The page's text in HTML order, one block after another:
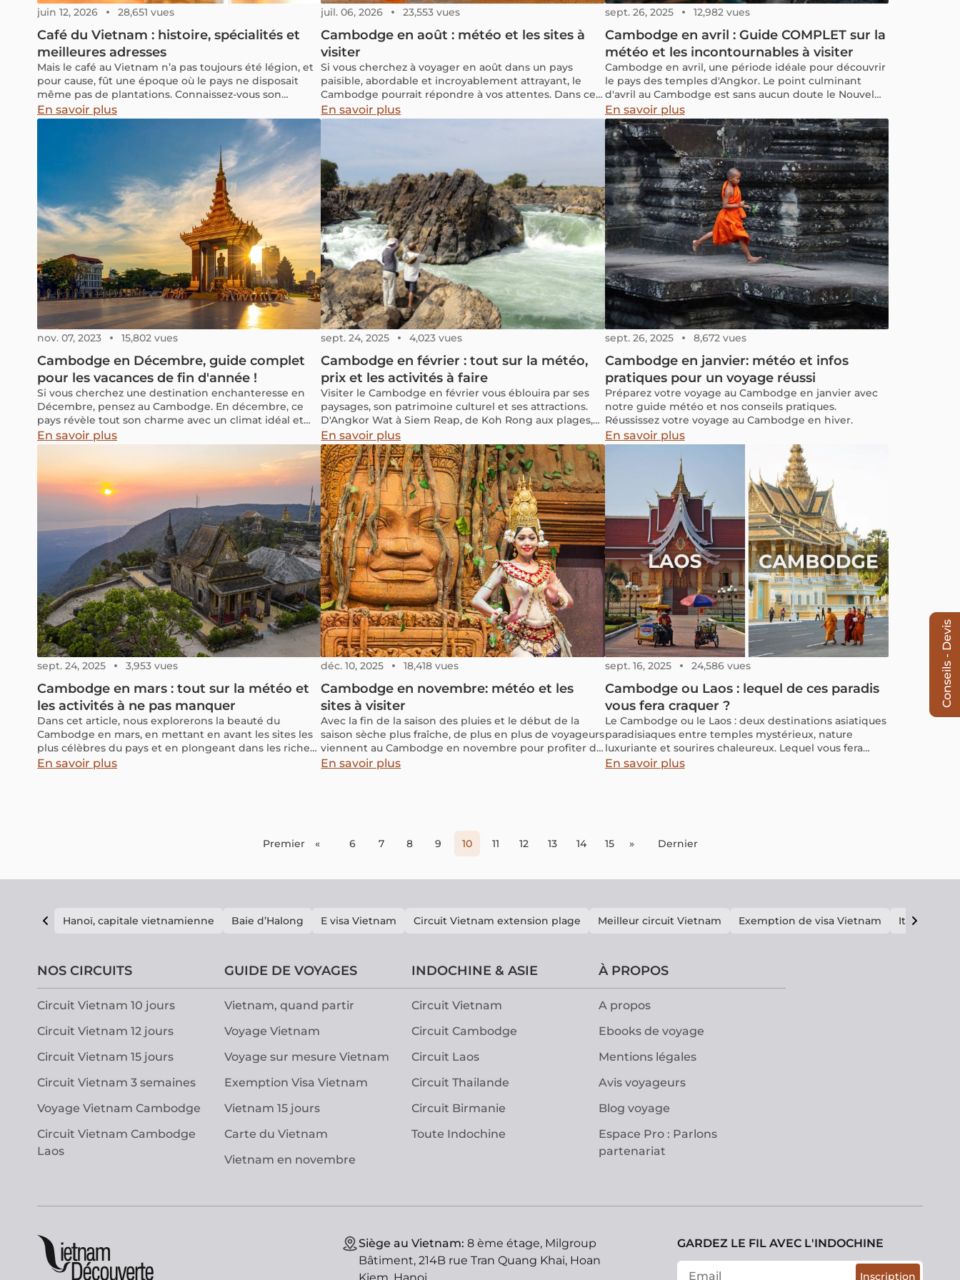
juin 12, 2026 28,651 vues
Café du Vietnam : histoire, spécialités et
meilleures adresses
Mais le café au Vietnam n’a pas toujours été légion, et
pour cause, fût une époque où le pays ne disposait
même pas de plantations. Connaissez-vous son
histoire ?
En savoir plus
juil. 06, 2026 23,553 vues
Cambodge en août : météo et les sites à
visiter
Si vous cherchez à voyager en août dans un pays
paisible, abordable et incroyablement attrayant, le
Cambodge pourrait répondre à vos attentes. Dans cet
article, vous trouverez toutes les informations
authentiques et variées sur le Cambodge en août, et
En savoir plus
sept. 26, 2025 12,982 vues
Cambodge en avril : Guide COMPLET sur la
météo et les incontournables à visiter
Cambodge en avril, une période idéale pour découvrir
le pays des temples d'Angkor. Le point culminant
d'avril au Cambodge est sans aucun doute le Nouvel
An Cambodgien, également connu sous le nom de
Choul Chnam Thmey. Cette période est marquée par
des festivités colorées et des rituels ancestraux, offrant
aux visiteurs une immersion unique dans la riche
culture cambodgienne. Rejoignez-nous pour découvrir
quel temps il fait ce mois-ci et tous les
renseignements pratiques nécessaires pour une visite
réussie.
En savoir plus
nov. 07, 2023 15,802 vues
Cambodge en Décembre, guide complet
pour les vacances de fin d'année !
Si vous cherchez une destination enchanteresse en
Décembre, pensez au Cambodge. En décembre, ce
pays révèle tout son charme avec un climat idéal et
des paysages magnifiques, notamment les
impressionnants temples d'Angkor. Joignez-vous à
nous pour explorer cette nouvelle destination à
ajouter à votre liste de vacances de fin d'année.
En savoir plus
sept. 24, 2025 4,023 vues
Cambodge en février : tout sur la météo,
prix et les activités à faire
Visiter le Cambodge en février vous éblouira par ses
paysages, son patrimoine culturel et ses attractions.
D'Angkor Wat à Siem Reap, de Koh Rong aux plages,
l'expérience de la saison est riche et variée
En savoir plus
sept. 26, 2025 8,672 vues
Cambodge en janvier: météo et infos
pratiques pour un voyage réussi
Préparez votre voyage au Cambodge en janvier avec
notre guide météo et nos conseils pratiques.
Réussissez votre voyage au Cambodge en hiver.
En savoir plus
sept. 24, 2025 3,953 vues
Cambodge en mars : tout sur la météo et
les activités à ne pas manquer
Dans cet article, nous explorerons la beauté du
Cambodge en mars, en mettant en avant les sites les
plus célèbres du pays et en plongeant dans les riches
expériences culturelles qui vous attendent. Préparez-
En savoir plus
déc. 10, 2025 18,418 vues
Cambodge en novembre: météo et les
sites à visiter
Avec la fin de la saison des pluies et le début de la
saison sèche plus fraîche, de plus en plus de voyageurs
viennent au Cambodge en novembre pour profiter du
temps doux et ensoleillé. Continuez à lire pour
En savoir plus
sept. 16, 2025 24,586 vues
Cambodge ou Laos : lequel de ces paradis
vous fera craquer ?
Le Cambodge ou le Laos : deux destinations asiatiques
paradisiaques entre temples mystérieux, nature
luxuriante et sourires chaleureux. Lequel vous fera
craquer ? Découvrez leurs atouts respectifs.
En savoir plus
Premier « 6 7 8 9 10 11 12 13 14 15 » Dernier
Hanoï, capitale vietnamienne Baie d’Halong E visa Vietnam Circuit Vietnam extension plage Meilleur circuit Vietnam Exemption de visa Vietnam Itinéraire
NOS CIRCUITS
Circuit Vietnam 10 jours
Circuit Vietnam 12 jours
Circuit Vietnam 15 jours
Circuit Vietnam 3 semaines
Voyage Vietnam Cambodge
Circuit Vietnam Cambodge
Laos
GUIDE DE VOYAGES
Vietnam, quand partir
Voyage Vietnam
Voyage sur mesure Vietnam
Exemption Visa Vietnam
Vietnam 15 jours
Carte du Vietnam
Vietnam en novembre
INDOCHINE & ASIE
Circuit Vietnam
Circuit Cambodge
Circuit Laos
Circuit Thailande
Circuit Birmanie
Toute Indochine
À PROPOS
A propos
Ebooks de voyage
Mentions légales
Avis voyageurs
Blog voyage
Espace Pro : Parlons
partenariat
Siège au Vietnam: 8 ème étage, Milgroup
Bâtiment, 214B rue Tran Quang Khai, Hoan
GARDEZ LE FIL AVEC L'INDOCHINE
Inscription
Conseils - Devis